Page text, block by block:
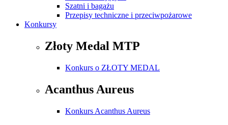
Szatni i bagażu
Przepisy techniczne i przeciwpożarowe
Konkursy
Złoty Medal MTP
Konkurs o ZŁOTY MEDAL
Acanthus Aureus
Konkurs Acanthus Aureus